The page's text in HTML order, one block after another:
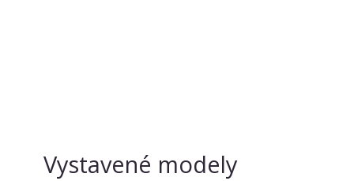
Vystavené modely